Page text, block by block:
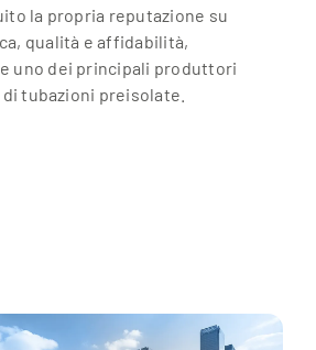
la propria reputazione su
qualità e affidabilità,
uno dei principali produttori
tubazioni preisolate.